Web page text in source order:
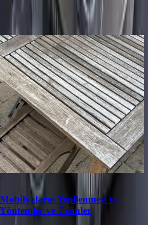
Yenilenmesi ve
ve Ürünler